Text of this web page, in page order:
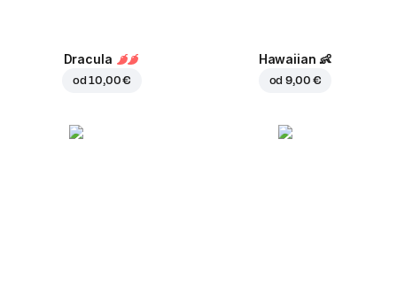
Dracula
od10,00 €
Hawaiian 👶
od9,00 €